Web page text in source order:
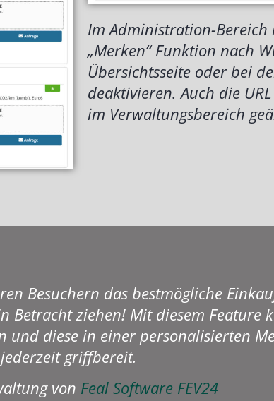
Im Administration-
„Merken“ Funktion nach
Übersichtsseite oder bei
deaktivieren. Auch die
im Verwaltungsbereich
Besuchern das bestmögliche
Betracht ziehen! Mit diesem Feature
und diese in einer personalisierten
griffbereit.
von Feal Software FEV24